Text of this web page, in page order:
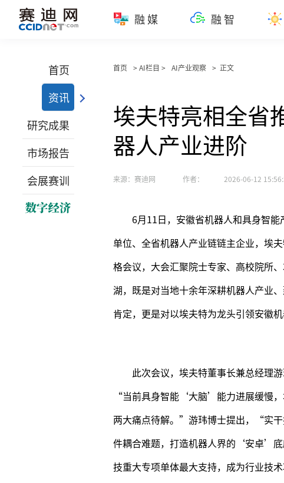
融媒 融智
首页
资讯
研究成果
市场报告
会展赛训
首页 > AI栏目 > AI产业观察 > 正文
埃夫特亮相全省
器人产业进阶
来源：赛迪网 作者： 2026-06-12
6月11日，安徽省机器人和具身智
单位、全省机器人产业链链主企业，埃
格会议，大会汇聚院士专家、高校院所
湖，既是对当地十余年深耕机器人产业
肯定，更是对以埃夫特为龙头引领安徽
此次会议，埃夫特董事长兼总经理
“当前具身智能‘大脑’能力进展缓慢
两大痛点待解。”游玮博士提出，“实
件耦合难题，打造机器人界的‘安卓’
技重大专项单体最大支持，成为行业技术